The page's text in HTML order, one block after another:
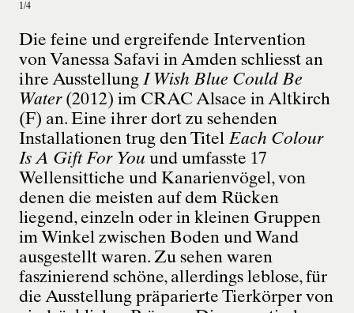
1/4
Die feine und ergreifende Intervention
von Vanessa Safavi in Amden schliesst an
ihre Ausstellung I Wish Blue Could Be
Water(2012) im CRAC Alsace in Altkirch
(F) an. Eine ihrer dort zu sehenden
Installationen trug den Titel Each Colour
Is A Gift For You und umfasste 17
Wellensittiche und Kanarienvögel, von
denen die meisten auf dem Rücken
liegend, einzeln oder in kleinen Gruppen
im Winkel zwischen Boden und Wand
ausgestellt waren. Zu sehen waren
faszinierend schöne, allerdings leblose, für
die Ausstellung präparierte Tierkörper von
1/4
i